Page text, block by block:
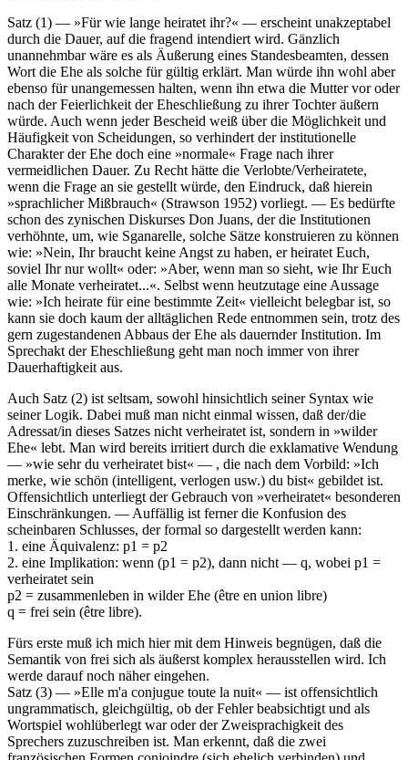
Satz (1) — »Für wie lange heiratet ihr?« — erscheint unakzeptabel
durch die Dauer, auf die fragend intendiert wird. Gänzlich
unannehmbar wäre es als Äußerung eines Standesbeamten, dessen
Wort die Ehe als solche für gültig erklärt. Man würde ihn wohl aber
ebenso für unangemessen halten, wenn ihn etwa die Mutter vor oder
nach der Feierlichkeit der Eheschließung zu ihrer Tochter äußern
würde. Auch wenn jeder Bescheid weiß über die Möglichkeit und
Häufigkeit von Scheidungen, so verhindert der institutionelle
Charakter der Ehe doch eine »normale« Frage nach ihrer
vermeidlichen Dauer. Zu Recht hätte die Verlobte/Verheiratete,
wenn die Frage an sie gestellt würde, den Eindruck, daß hierein
»sprachlicher Mißbrauch« (Strawson 1952) vorliegt. — Es bedürfte
schon des zynischen Diskurses Don Juans, der die Institutionen
verhöhnte, um, wie Sganarelle, solche Sätze konstruieren zu können
wie: »Nein, Ihr braucht keine Angst zu haben, er heiratet Euch,
soviel Ihr nur wollt« oder: »Aber, wenn man so sieht, wie Ihr Euch
alle Monate verheiratet...«. Selbst wenn heutzutage eine Aussage
wie: »Ich heirate für eine bestimmte Zeit« vielleicht belegbar ist, so
kann sie doch kaum der alltäglichen Rede entnommen sein, trotz des
gern zugestandenen Abbaus der Ehe als dauernder Institution. Im
Sprechakt der Eheschließung geht man noch immer von ihrer
Dauerhaftigkeit aus.
Auch Satz (2) ist seltsam, sowohl hinsichtlich seiner Syntax wie
seiner Logik. Dabei muß man nicht einmal wissen, daß der/die
Adressat/in dieses Satzes nicht verheiratet ist, sondern in »wilder
Ehe« lebt. Man wird bereits irritiert durch die exklamative Wendung
— »wie sehr du verheiratet bist« — , die nach dem Vorbild: »Ich
merke, wie schön (intelligent, verlogen usw.) du bist« gebildet ist.
Offensichtlich unterliegt der Gebrauch von »verheiratet« besonderen
Einschränkungen. — Auffällig ist ferner die Konfusion des
scheinbaren Schlusses, der formal so dargestellt werden kann:
1. eine Äquivalenz: p1 = p2
2. eine Implikation: wenn (p1 = p2), dann nicht — q, wobei p1 =
verheiratet sein
p2 = zusammenleben in wilder Ehe (être en union libre)
q = frei sein (être libre).
Fürs erste muß ich mich hier mit dem Hinweis begnügen, daß die
Semantik von frei sich als äußerst komplex herausstellen wird. Ich
werde darauf noch näher eingehen.
Satz (3) — »Elle m'a conjugue toute la nuit« — ist offensichtlich
ungrammatisch, gleichgültig, ob der Fehler beabsichtigt und als
Wortspiel wohlüberlegt war oder der Zweisprachigkeit des
Sprechers zuzuschreiben ist. Man erkennt, daß die zwei